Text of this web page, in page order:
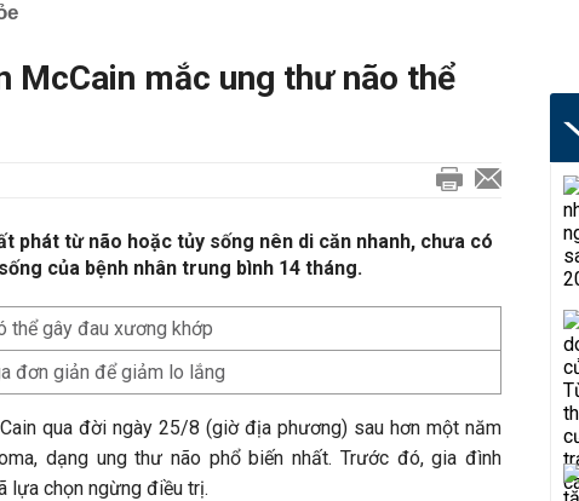
McCain mắc ung thư não thể
phát từ não hoặc tủy sống nên di căn nhanh, chưa có
của bệnh nhân trung bình 14 tháng.
thể gây đau xương khớp
đơn giản để giảm lo lắng
qua đời ngày 25/8 (giờ địa phương) sau hơn một năm
dạng ung thư não phổ biến nhất. Trước đó, gia đình
lựa chọn ngừng điều trị.